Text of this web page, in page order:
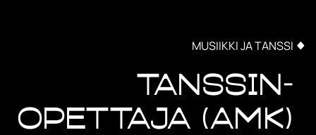
MUSIIKKI JA TANSSI
Tanssin-
opettaja (AMK)